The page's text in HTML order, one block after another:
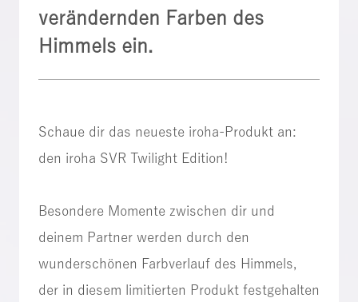
verändernden Farben des
Himmels ein.
Schaue dir das neueste iroha-Produkt an:
den iroha SVR Twilight Edition!
Besondere Momente zwischen dir und
deinem Partner werden durch den
wunderschönen Farbverlauf des Himmels,
der in diesem limitierten Produkt festgehalten